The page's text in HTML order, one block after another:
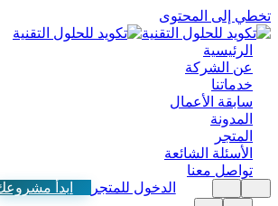
تخطي إلى المحتوى
الرئيسية
عن الشركة
خدماتنا
سابقة الأعمال
المدونة
المتجر
الأسئلة الشائعة
تواصل معنا
الدخول للمتجر
ابدأ مشروعك